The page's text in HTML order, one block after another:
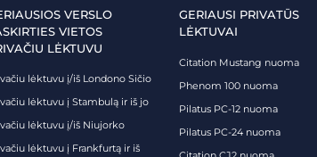
VERSLO
VIETOS
LĖKTUVU
lėktuvu į/iš Londono Sičio
lėktuvu į Stambulą ir iš jo
lėktuvu į/iš Niujorko
lėktuvu į Frankfurtą ir iš
GERIAUSI PRIVATŪS
LĖKTUVAI
Citation Mustang nuoma
Phenom 100 nuoma
Pilatus PC-12 nuoma
Pilatus PC-24 nuoma